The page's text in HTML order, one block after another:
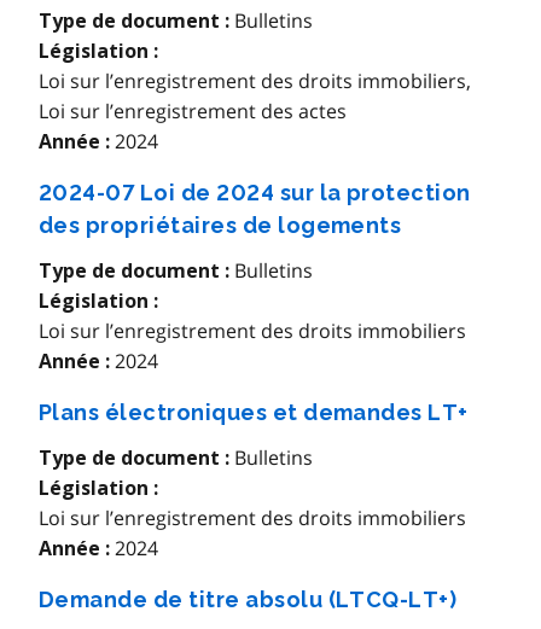
Type de document : Bulletins
Législation :
Loi sur l’enregistrement des droits immobiliers,
Loi sur l’enregistrement des actes
Année : 2024
2024-07 Loi de 2024 sur la protection
des propriétaires de logements
Type de document : Bulletins
Législation :
Loi sur l’enregistrement des droits immobiliers
Année : 2024
Plans électroniques et demandes LT+
Type de document : Bulletins
Législation :
Loi sur l’enregistrement des droits immobiliers
Année : 2024
Demande de titre absolu (LTCQ-LT+)